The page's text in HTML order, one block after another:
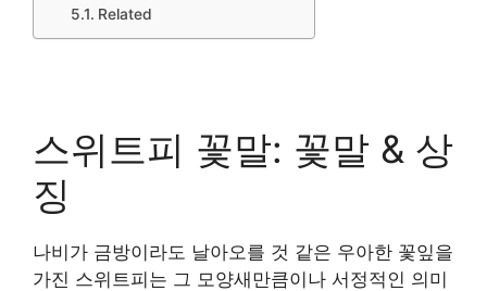
Related
스위트피 꽃말: 꽃말 & 상
징
나비가 금방이라도 날아오를 것 같은 우아한 꽃잎을
가진 스위트피는 그 모양새만큼이나 서정적인 의미